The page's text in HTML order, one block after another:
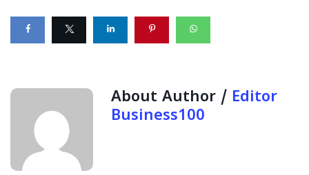
About Author / Editor
Business100